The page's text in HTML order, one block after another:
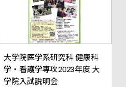
大学院医学系研究科 健康科
学・看護学専攻2023年度 大
学院入試説明会